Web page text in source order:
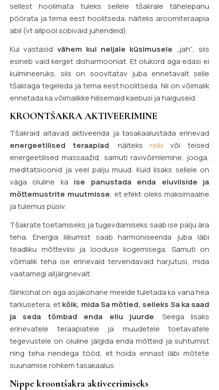
sellest hoolimata tuleks sellele tšakrale tähelepanu
pöörata ja tema eest hoolitseda, näiteks aroomiteraapia
abil (vt allpool sobivaid juhendeid).
Kui vastasid vähem kui neljale küsimusele „jah“, siis
esineb vaid kerget disharmooniat. Et olukord aga edasi ei
kulmineeruks, siis on soovitatav juba ennetavalt selle
tšakraga tegeleda ja tema eest hoolitseda. Nii on võimalik
ennetada ka võimalikke hilisemaid kaebusi ja haiguseid.
KROONTŠAKRA AKTIVEERIMINE
Tšakraid aitavad aktiveerida ja tasakaalustada erinevad
energeetilised teraapiad, näiteks reikivõi teised
energeetilised massaažid, samuti ravivõimlemine, jooga,
meditatsioonid ja veel palju muud. Kuid lisaks sellele on
väga oluline ka ise panustada enda eluviiside ja
mõttemustrite muutmisse, et efekt oleks maksimaalne
ja tulemus püsiv.
Tšakrate toetamiseks ja tugevdamiseks saab ise palju ära
teha. Energia liikumist saab harmoniseerida juba läbi
teadliku mõtteviisi ja looduse kogemisega. Samuti on
võimalik teha ise erinevaid tervendavaid harjutusi, mida
vaatamegi alljärgnevalt.
Siinkohal on aga asjakohane meelde tuletada ka vana hea
tarkusetera, etkõik, mida Sa mõtled, selleks Sa ka saad
ja seda tõmbad enda ellu juurde. Seega lisaks
erinevatele teraapiatele ja muudetele toetavatele
tegevustele on oluline jälgida enda mõtteid ja suhtumist
ning teha nendega tööd, et hoida ennast läbi mõtete
suunamise rohkem tasakaalus.
Nippe kroontšakra aktiveerimiseks